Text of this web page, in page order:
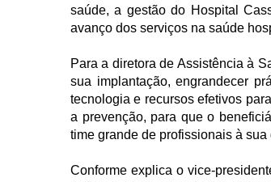
saúde, a gestão do Hospital
avanço dos serviços na saúde
Para a diretora de Assistência à
sua implantação, engrandecer
tecnologia e recursos efetivos
a prevenção, para que o
time grande de profissionais à sua
Conforme explica o vice-